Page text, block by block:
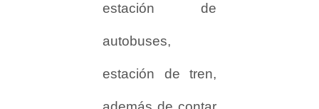
estación de
autobuses,
estación de tren,